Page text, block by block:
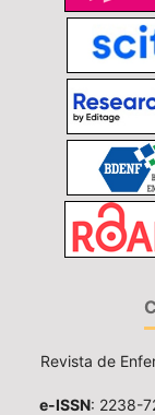
Revista de
e-ISSN: 2238-